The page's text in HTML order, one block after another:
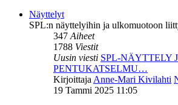
Näyttelyt
SPL:n näyttelyihin ja ulkomuotoon
347Aiheet
1788 Viestit
Uusin viesti SPL-NÄYTTELY
PENTUKATSELMU…
KirjoittajaAnne-Mari Kivilahti
19 Tammi 2025 11:05